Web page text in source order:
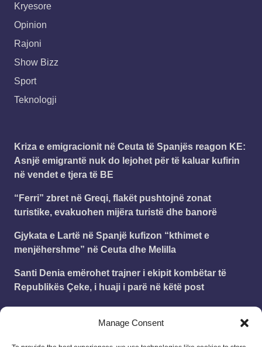
Manage Consent
Kryesore
Opinion
Rajoni
Show Bizz
Sport
Teknologji
Kriza e emigracionit në Ceuta të Spanjës reagon KE:
Asnjë emigrantë nuk do lejohet për të kaluar kufirin
në vendet e tjera të BE
“Ferri” zbret në Greqi, flakët pushtojnë zonat
turistike, evakuohen mijëra turistë dhe banorë
Gjykata e Lartë në Spanjë kufizon “kthimet e
menjëhershme” në Ceuta dhe Melilla
Santi Denia emërohet trajner i ekipit kombëtar të
Republikës Çeke, i huaji i parë në këtë post
folur me Infatinon lidhur me këtë